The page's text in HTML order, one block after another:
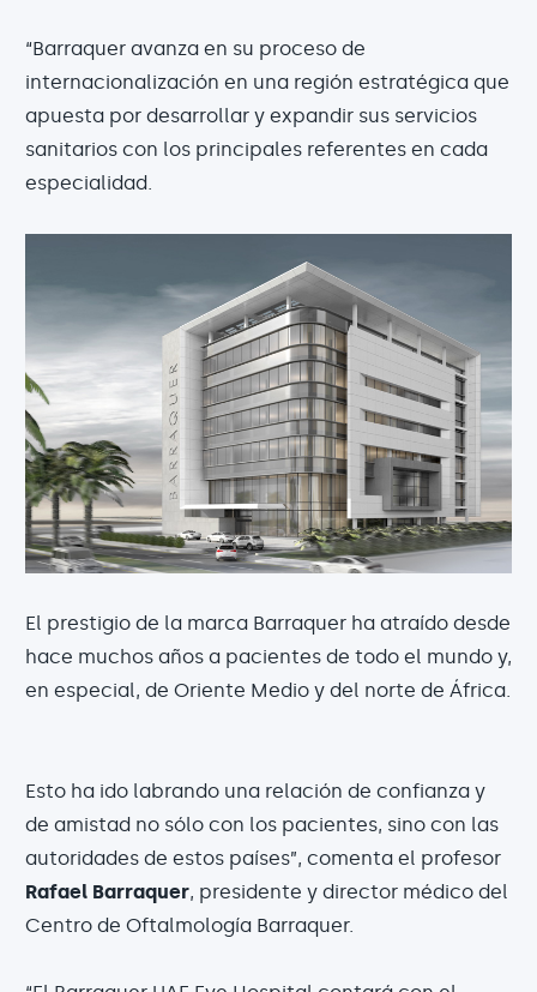
“Barraquer avanza en su proceso de
internacionalización en una región estratégica que
apuesta por desarrollar y expandir sus servicios
sanitarios con los principales referentes en cada
especialidad.
El prestigio de la marca Barraquer ha atraído desde
hace muchos años a pacientes de todo el mundo y,
en especial, de Oriente Medio y del norte de África.
Esto ha ido labrando una relación de confianza y
de amistad no sólo con los pacientes, sino con las
autoridades de estos países”, comenta el profesor
Rafael Barraquer, presidente y director médico del
Centro de Oftalmología Barraquer.